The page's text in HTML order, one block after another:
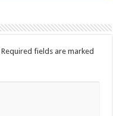
Required fields are marked